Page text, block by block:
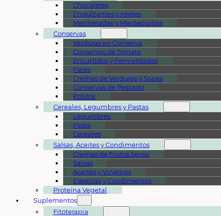
Chocolates
Endulzantes y Mieles
Mermeladas y Mantequillas
Conservas
Verduras en Conserva
Conservas de Tomate
Encurtidos y Fermentados
Patés
Cremas de Verduras y Sopas
Conservas de Pescado
Potitos
Cereales, Legumbres y Pastas
Legumbres
Pasta
Cereales
Salsas, Aceites y Condimentos
Cremas de Frutos Secos
Salsas
Aceites y Vinagres
Especias y Condimentos
Proteína Vegetal
Suplementos
Fitoterapia